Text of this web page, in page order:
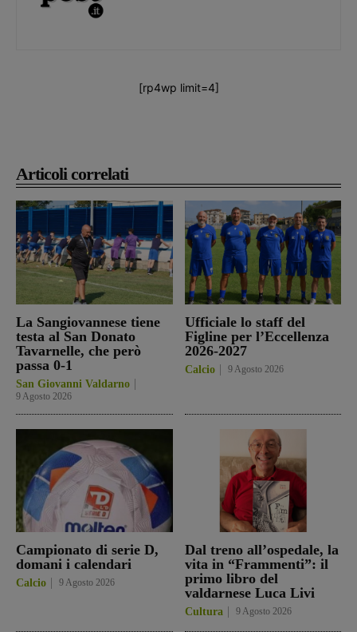
Articoli correlati
La Sangiovannese tiene
testa al San Donato
Tavarnelle, che però
passa 0-1
San Giovanni Valdarno
9 Agosto 2026
Ufficiale lo staff del
Figline per l’Eccellenza
2026-2027
Calcio 9 Agosto 2026
Campionato di serie D,
domani i calendari
Calcio 9 Agosto 2026
Dal treno all’ospedale, la
vita in “Frammenti”: il
primo libro del
valdarnese Luca Livi
Cultura 9 Agosto 2026
[rp4wp limit=4]